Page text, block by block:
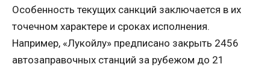
Особенность текущих санкций заключается в их
точечном характере и сроках исполнения.
Например, «Лукойлу» предписано закрыть 2456
автозаправочных станций за рубежом до 21